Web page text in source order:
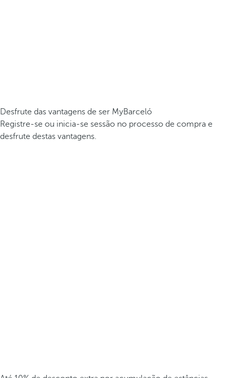
Desfrute das vantagens de ser MyBarceló
Registre-se ou inicia-se sessão no processo de compra e
desfrute destas vantagens.